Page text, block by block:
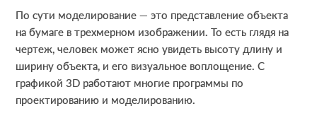
По сути моделирование — это представление объекта
на бумаге в трехмерном изображении. То есть глядя на
чертеж, человек может ясно увидеть высоту длину и
ширину объекта, и его визуальное воплощение. С
графикой 3D работают многие программы по
проектированию и моделированию.